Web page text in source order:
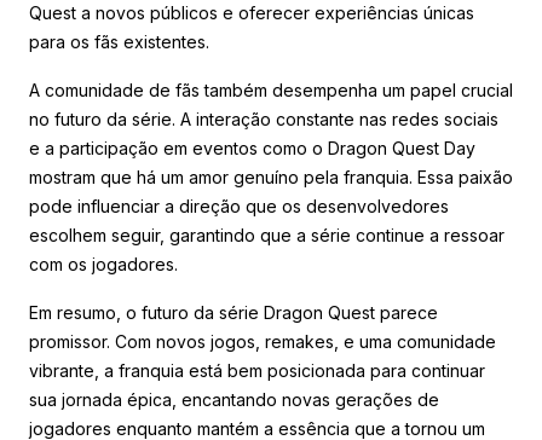
Quest a novos públicos e oferecer experiências únicas
para os fãs existentes.
A comunidade de fãs também desempenha um papel crucial
no futuro da série. A interação constante nas redes sociais
e a participação em eventos como o Dragon Quest Day
mostram que há um amor genuíno pela franquia. Essa paixão
pode influenciar a direção que os desenvolvedores
escolhem seguir, garantindo que a série continue a ressoar
com os jogadores.
Em resumo, o futuro da série Dragon Quest parece
promissor. Com novos jogos, remakes, e uma comunidade
vibrante, a franquia está bem posicionada para continuar
sua jornada épica, encantando novas gerações de
jogadores enquanto mantém a essência que a tornou um